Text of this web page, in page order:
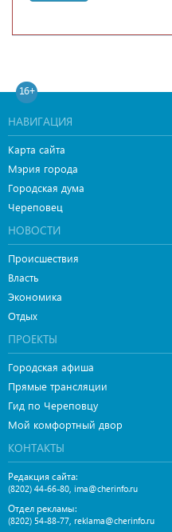
16+
НАВИГАЦИЯ
Карта сайта
Мэрия города
Городская дума
Череповец
НОВОСТИ
Происшествия
Власть
Экономика
Отдых
ПРОЕКТЫ
Городская афиша
Прямые трансляции
Гид по Череповцу
Мой комфортный двор
КОНТАКТЫ
Редакция сайта:
(8202) 44-66-80 ima@cherinfo.ru
Отдел рекламы:
(8202) 54-88-77 reklama@cherinfo.ru